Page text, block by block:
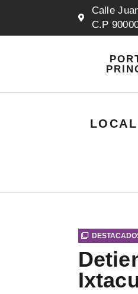
Calle
C.P
LOCAL